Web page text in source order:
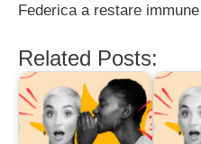
Federica a restare
Related Posts: